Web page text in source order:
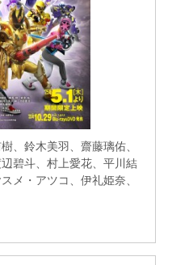
、鈴木美羽、齋藤璃佑、
碧斗、村上愛花、平川結
メ・アツコ、伊礼姫奈、